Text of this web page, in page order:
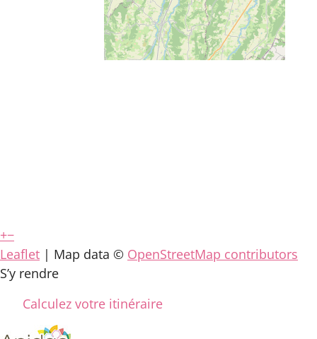
+−
Leaflet | Map data © OpenStreetMap contributors
S’y rendre
Calculez votre itinéraire